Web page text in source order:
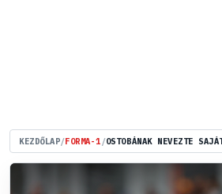
KEZDŐLAP/FORMA-1/